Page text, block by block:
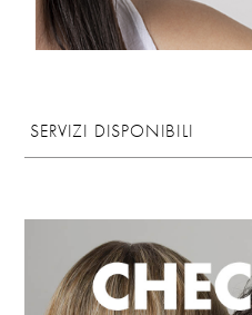
SERVIZI DISPONIBILI